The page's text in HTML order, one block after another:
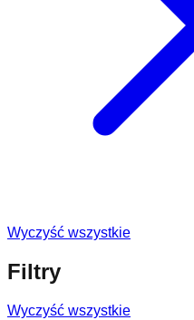
Wyczyść wszystkie
Filtry
Wyczyść wszystkie